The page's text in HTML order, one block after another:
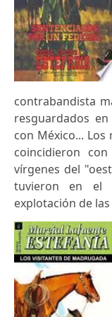
contrabandista
resguardados
con México...
coincidieron
vírgenes del
tuvieron en el
explotación de